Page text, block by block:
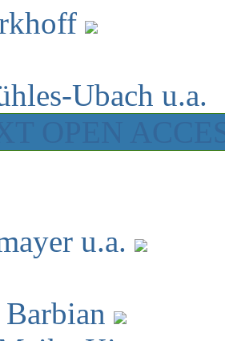
Ubach u.a.
u.a.